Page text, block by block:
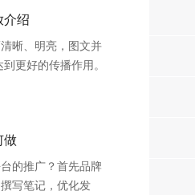
介绍
晰、明亮，图文并
更好的传播作用。
做
的推广？首先品牌
写笔记，优化发